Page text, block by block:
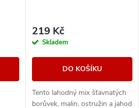
219 Kč
Skladem
DO KOŠÍKU
Tento lahodný mix šťavnatých
borůvek, malin, ostružin a jahod